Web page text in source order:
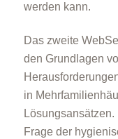
werden kann.
Das zweite
den Grundlagen
in
Frage der